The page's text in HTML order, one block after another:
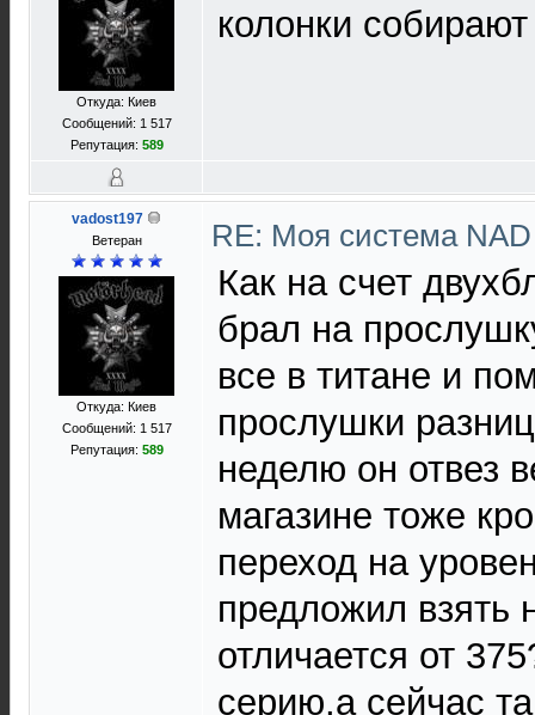
Откуда: Киев
Сообщений: 1 517
Репутация: 589
колонки
vadost197
Ветеран
Откуда: Киев
Сообщений: 1 517
Репутация: 589
RE: Моя система
Как на счет
брал на
все в титане и
прослушки
неделю он отвез
магазине тоже
переход на
предложил взять
отличается от
серию,а сейчас